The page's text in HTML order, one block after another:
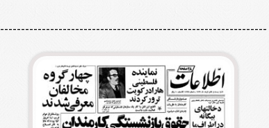
----------------------------------------------------------------